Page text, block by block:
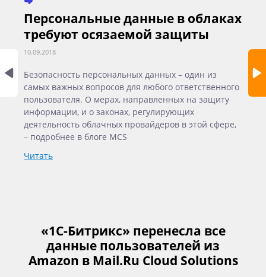
Персональные данные в облаках
требуют осязаемой защиты
10.09.2018
Безопасность персональных данных – один из
самых важных вопросов для любого ответственного
пользователя. О мерах, направленных на защиту
информации, и о законах, регулирующих
деятельность облачных провайдеров в этой сфере,
– подробнее в блоге MCS
Читать
«1С-Битрикс» перенесла все
данные пользователей из
Amazon в Mail.Ru Cloud Solutions